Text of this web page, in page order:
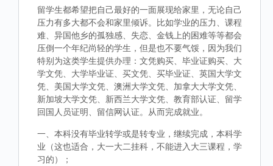
留学生都希望把自己最好的一面展现给家里，无论自己
压力有多大都不会和家里倾诉。比如学业的压力、课程
难、异国他乡的孤独感、失恋、金钱上的困难等等都会
压倒一个年纪尚轻的学生，但是也不要气馁，因为我们
特别为这类学生提供办理：文凭购买、毕业证购买、大
学文凭、大学毕业证、买文凭、买毕业证、英国大学文
凭、美国大学文凭、澳洲大学文凭、加拿大大学文凭、
新加坡大学文凭、新西兰大学文凭、教育部认证、留学
回国人员证明、留信网认证。从而完成就业。
一、本科没有毕业转学或是转专业，继续完成，本科学
业（这也适合，大一大二挂科，不能进入大三课程，学
习的）；